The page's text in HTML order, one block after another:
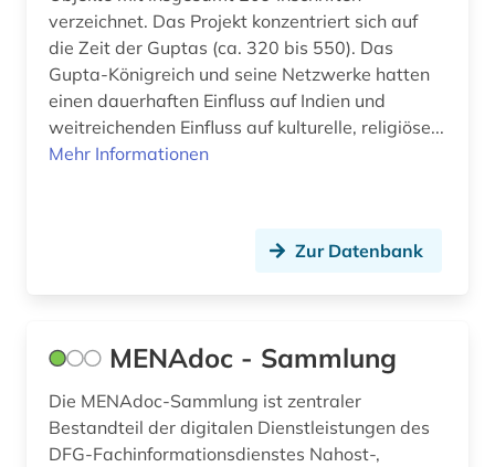
tibet (1)
tibetischer buddhismus (1)
turkologie (8)
turkspra (1)
virtuelle fachbibliothek (1)
volksliteratur (1)
westasien (2)
wörterbuch (4)
xinjiang (1)
verzeichnet. Das Projekt konzentriert sich auf
die Zeit der Guptas (ca. 320 bis 550). Das
Gupta-Königreich und seine Netzwerke hatten
einen dauerhaften Einfluss auf Indien und
weitreichenden Einfluss auf kulturelle, religiöse...
Mehr Informationen
Zur Datenbank
MENAdoc - Sammlung
Die MENAdoc-Sammlung ist zentraler
Bestandteil der digitalen Dienstleistungen des
DFG-Fachinformationsdienstes Nahost-,